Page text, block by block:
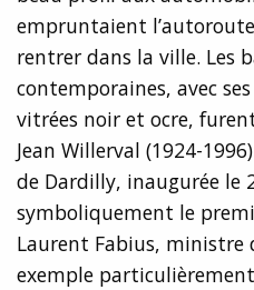
empruntaient
rentrer dans la ville. Les
contemporaines, avec
vitrées noir et ocre,
Jean Willerval (1924-
de Dardilly, inaugurée le
symboliquement le
Laurent Fabius, ministre
exemple